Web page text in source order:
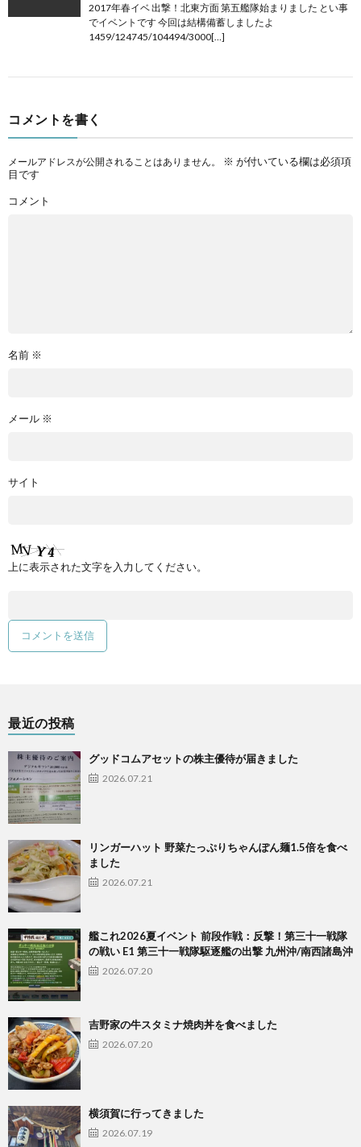
2017年春イベ 出撃！北東方面 第五艦隊始まりました とい事
でイベントです 今回は結構備蓄しましたよ
1459/124745/104494/3000[…]
コメントを書く
メールアドレスが公開されることはありません。 ※ が付いている欄は必須項
目です
コメント
名前 ※
メール ※
サイト
上に表示された文字を入力してください。
最近の投稿
グッドコムアセットの株主優待が届きました
2026.07.21
リンガーハット 野菜たっぷりちゃんぽん麺1.5倍を食べ
ました
2026.07.21
艦これ2026夏イベント 前段作戦：反撃！第三十一戦隊
の戦い E1 第三十一戦隊駆逐艦の出撃 九州沖/南西諸島沖
2026.07.20
吉野家の牛スタミナ焼肉丼を食べました
2026.07.20
横須賀に行ってきました
2026.07.19